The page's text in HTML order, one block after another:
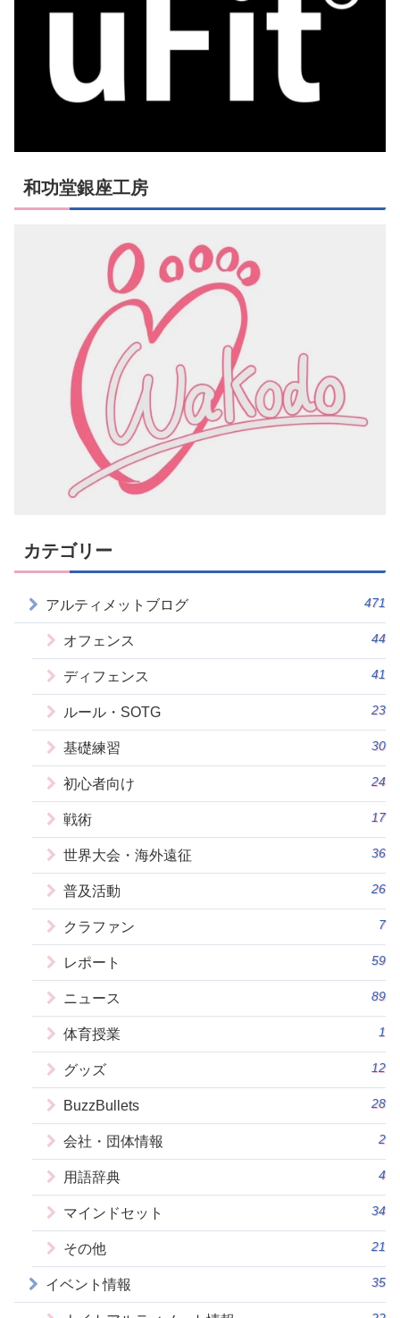
和功堂銀座工房
カテゴリー
アルティメットブログ 471
オフェンス 44
ディフェンス 41
ルール・SOTG 23
基礎練習 30
初心者向け 24
戦術 17
世界大会・海外遠征 36
普及活動 26
クラファン 7
レポート 59
ニュース 89
体育授業 1
グッズ 12
BuzzBullets 28
会社・団体情報 2
用語辞典 4
マインドセット 34
その他 21
イベント情報 35